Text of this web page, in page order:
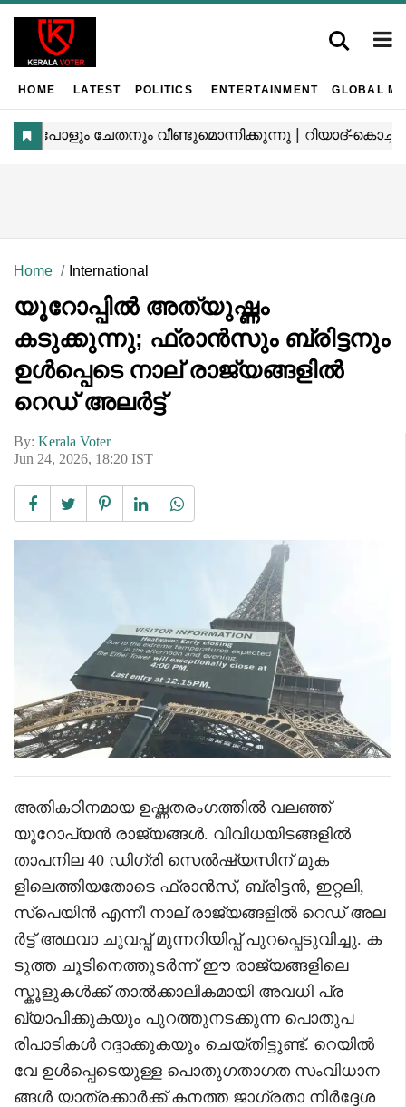
HOME LATEST POLITICS ENTERTAINMENT GLOBAL
Home International
യൂറോപ്പിൽ അത്യുഷ്ണം
കടുക്കുന്നു; ഫ്രാൻസും ബ്രിട്ടനും
ഉൾപ്പെടെ നാല് രാജ്യങ്ങളിൽ
റെഡ് അലർട്ട്
By: Kerala Voter
Jun 24, 2026, 18:20 IST
അതികഠിനമായ ഉഷ്ണതരംഗത്തിൽ വലഞ്ഞ്
യൂറോപ്യൻ രാജ്യങ്ങൾ. വിവിധയിടങ്ങളിൽ
താപനില 40 ഡിഗ്രി സെൽഷ്യസിന് മുക
ളിലെത്തിയതോടെ ഫ്രാൻസ്, ബ്രിട്ടൻ, ഇറ്റലി,
സ്പെയിൻ എന്നീ നാല് രാജ്യങ്ങളിൽ റെഡ് അല
ർട്ട് അഥവാ ചുവപ്പ് മുന്നറിയിപ്പ് പുറപ്പെടുവിച്ചു. ക
ടുത്ത ചൂടിനെത്തുടർന്ന് ഈ രാജ്യങ്ങളിലെ
സ്കൂളുകൾക്ക് താൽക്കാലികമായി അവധി പ്ര
ഖ്യാപിക്കുകയും പുറത്തുനടക്കുന്ന പൊതുപ
രിപാടികൾ റദ്ദാക്കുകയും ചെയ്തിട്ടുണ്ട്. റെയിൽ
വേ ഉൾപ്പെടെയുള്ള പൊതുഗതാഗത സംവിധാന
ങ്ങൾ യാത്രക്കാർക്ക് കനത്ത ജാഗ്രതാ നിർദ്ദേശ